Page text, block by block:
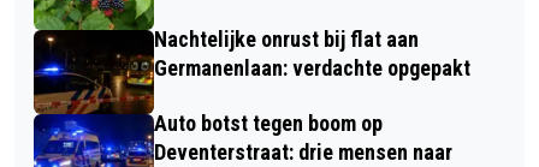
Nachtelijke onrust bij flat aan
Germanenlaan: verdachte opgepakt
Auto botst tegen boom op
Deventerstraat: drie mensen naar